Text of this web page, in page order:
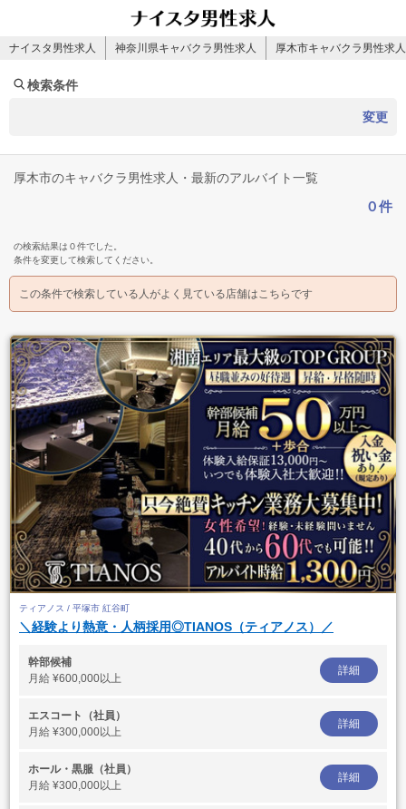
ナイスタ男性求人 神奈川県キャバクラ男性求人 厚木市キャバクラ男性求人
検索条件
変更
厚木市のキャバクラ男性求人・最新のアルバイト一覧
０件
の検索結果は０件でした。
条件を変更して検索してください。
この条件で検索している人がよく見ている店舗はこちらです
ティアノス / 平塚市 紅谷町
＼経験より熱意・人柄採用◎TIANOS（ティアノス）／
幹部候補
月給 ¥600,000以上
詳細
エスコート（社員）
月給 ¥300,000以上
詳細
ホール・黒服（社員）
月給 ¥300,000以上
詳細